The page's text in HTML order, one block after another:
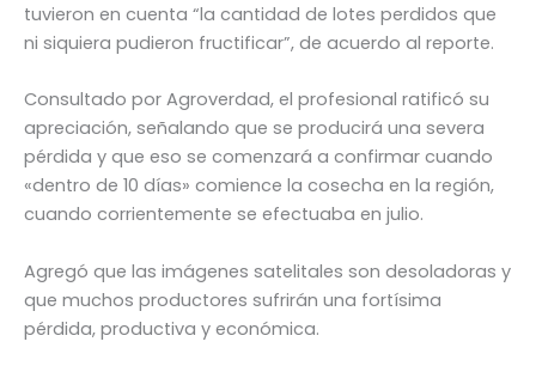
tuvieron en cuenta “la cantidad de lotes perdidos que
ni siquiera pudieron fructificar”, de acuerdo al reporte.
Consultado por Agroverdad, el profesional ratificó su
apreciación, señalando que se producirá una severa
pérdida y que eso se comenzará a confirmar cuando
«dentro de 10 días» comience la cosecha en la región,
cuando corrientemente se efectuaba en julio.
Agregó que las imágenes satelitales son desoladoras y
que muchos productores sufrirán una fortísima
pérdida, productiva y económica.